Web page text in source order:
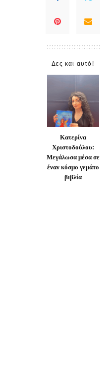
Δες και αυτό!
Κατερίνα
Χριστοδούλου:
Μεγάλωσα μέσα σε
έναν κόσμο γεμάτο
βιβλία